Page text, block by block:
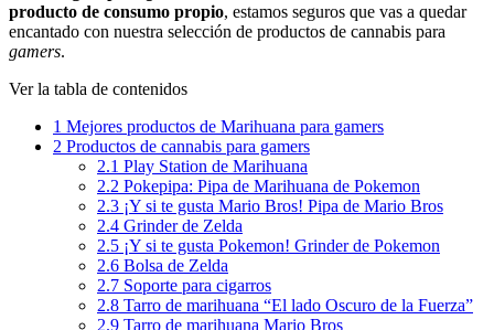
producto de consumo propio, estamos seguros que vas a quedar
encantado con nuestra selección de productos de cannabis para
gamers.
Ver la tabla de contenidos
1 Mejores productos de Marihuana para gamers
2 Productos de cannabis para gamers
2.1 Play Station de Marihuana
2.2 Pokepipa: Pipa de Marihuana de Pokemon
2.3 ¡Y si te gusta Mario Bros! Pipa de Mario Bros
2.4 Grinder de Zelda
2.5 ¡Y si te gusta Pokemon! Grinder de Pokemon
2.6 Bolsa de Zelda
2.7 Soporte para cigarros
2.8 Tarro de marihuana “El lado Oscuro de la Fuerza”
2.9 Tarro de marihuana Mario Bros